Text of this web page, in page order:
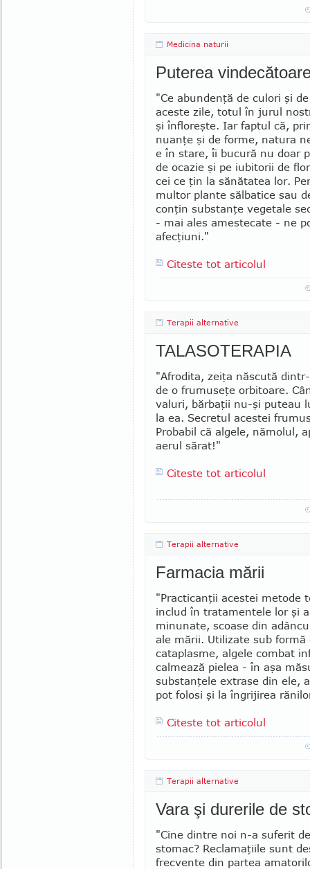
Medicina naturii
Puterea
"Ce abundenţă de culori şi
aceste zile, totul în jurul
şi înfloreşte. Iar fap­tul că,
nuanţe şi de forme, na­tu­ra
e în stare, îi bu­cură nu doar
de ocazie şi pe iubitorii de
cei ce ţin la să­nătatea lor.
multor plante săl­ba­tice sau
con­ţin sub­stan­ţe vege­ta­le
- mai ales ames­tecate - ne
afec­ţiuni."
Citeste tot articolul
Terapii alternative
TALASOTERAPIA
"Afrodita, zeiţa născută
de o frumuseţe orbitoare.
valuri, bărbaţii nu-şi puteau
la ea. Secretul acestei
Probabil că algele, nămolul,
aerul sărat!"
Citeste tot articolul
Terapii alternative
Farmacia mării
"Practicanţii acestei metode
includ în tratamentele lor şi
minunate, scoase din
ale mării. Utilizate sub formă
cataplasme, algele combat
calmează pielea - în aşa
substanţele extrase din ele,
pot folosi şi la îngrijirea
Citeste tot articolul
Terapii alternative
Vara şi durerile de
"Cine dintre noi n-a suferit
stomac? Reclamaţiile sunt
frecvente din par­tea